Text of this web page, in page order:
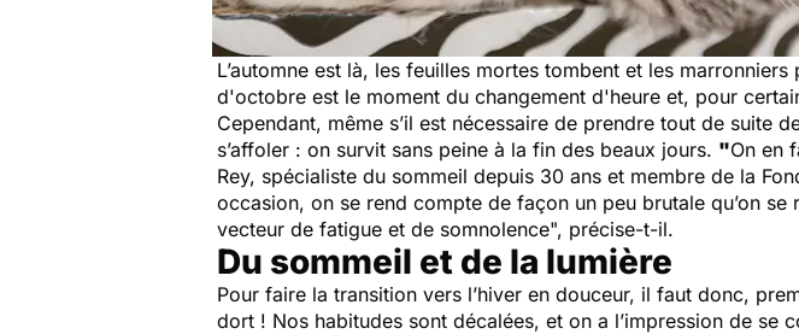
L’automne est là, les feuilles mortes tombent et les
d'octobre est le moment du changement d'heure et, pour
Cependant, même s’il est nécessaire de prendre tout de suite
s’affoler : on survit sans peine à la fin des beaux jours. "On en
Rey, spécialiste du sommeil depuis 30 ans et membre de la
occasion, on se rend compte de façon un peu brutale qu’on
vecteur de fatigue et de somnolence", précise-t-il.
Du sommeil et de la lumière
Pour faire la transition vers l’hiver en douceur, il faut donc,
dort ! Nos habitudes sont décalées, et on a l’impression de se